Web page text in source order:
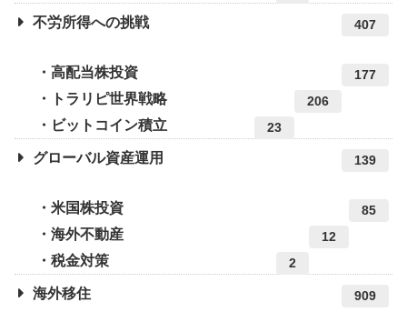
不労所得への挑戦 407
高配当株投資 177
トラリピ世界戦略 206
ビットコイン積立 23
グローバル資産運用 139
米国株投資 85
海外不動産 12
税金対策 2
海外移住 909